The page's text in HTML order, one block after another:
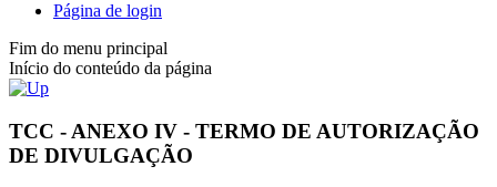
Página de login
Fim do menu principal
Início do conteúdo da página
TCC - ANEXO IV - TERMO DE AUTORIZAÇÃO
DE DIVULGAÇÃO